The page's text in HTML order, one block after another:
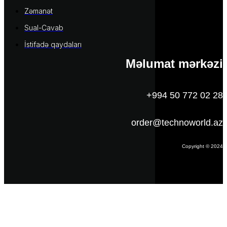
Zəmanət
Sual-Cavab
İstifadə qaydaları
Məlumat mərkəzi
+994 50 772 02 28
order@technoworld.az
Copyright © 2024